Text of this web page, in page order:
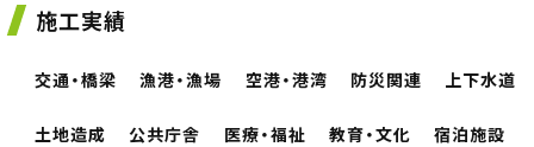
施工実績
交通・橋梁 漁港・漁場 空港・港湾 防災関連 上下水道
土地造成 公共庁舎 医療・福祉 教育・文化 宿泊施設